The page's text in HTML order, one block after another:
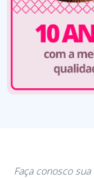
Faça conosco sua